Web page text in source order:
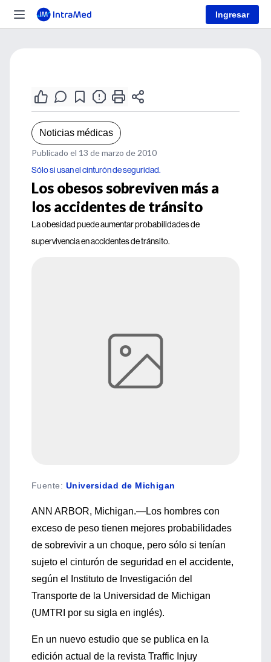
Ingresar
Noticias médicas
Publicado el 13 de marzo de 2010
Sólo si usan el cinturón de seguridad.
Los obesos sobreviven más a
los accidentes de tránsito
La obesidad puede aumentar probabilidades de
supervivencia en accidentes de tránsito.
Fuente: Universidad de Michigan
ANN ARBOR, Michigan.—Los hombres con
exceso de peso tienen mejores probabilidades
de sobrevivir a un choque, pero sólo si tenían
sujeto el cinturón de seguridad en el accidente,
según el Instituto de Investigación del
Transporte de la Universidad de Michigan
(UMTRI por su sigla en inglés).
En un nuevo estudio que se publica en la
edición actual de la revista Traffic Injuy